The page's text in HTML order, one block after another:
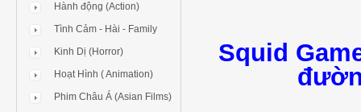
Hành động (Action)
Tình Cảm - Hài - Family
Kinh Dị (Horror)
Hoạt Hình ( Animation)
Phim Châu Á (Asian Films)
Squid